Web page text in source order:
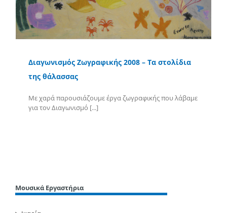
Διαγωνισμός Ζωγραφικής 2008 – Τα στολίδια
της θάλασσας
Με χαρά παρουσιάζουμε έργα ζωγραφικής που λάβαμε
για τον Διαγωνισμό [...]
Μουσικά Εργαστήρια